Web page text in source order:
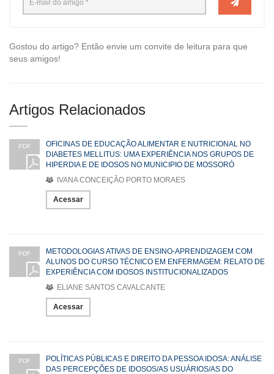
Gostou do artigo? Então envie um convite de leitura para que
seus amigos!
Artigos Relacionados
PDF
OFICINAS DE EDUCAÇÃO ALIMENTAR E NUTRICIONAL NO
DIABETES MELLITUS: UMA EXPERIÊNCIA NOS GRUPOS DE
HIPERDIA E DE IDOSOS NO MUNICIPIO DE MOSSORÓ
IVANA CONCEIÇÃO PORTO MORAES
Acessar
PDF
METODOLOGIAS ATIVAS DE ENSINO-APRENDIZAGEM COM
ALUNOS DO CURSO TÉCNICO EM ENFERMAGEM: RELATO DE
EXPERIÊNCIA COM IDOSOS INSTITUCIONALIZADOS
ELIANE SANTOS CAVALCANTE
Acessar
PDF
POLÍTICAS PÚBLICAS E DIREITO DA PESSOA IDOSA: ANÁLISE
DAS PERCEPÇÕES DE IDOSOS/AS USUÁRIOS/AS DO